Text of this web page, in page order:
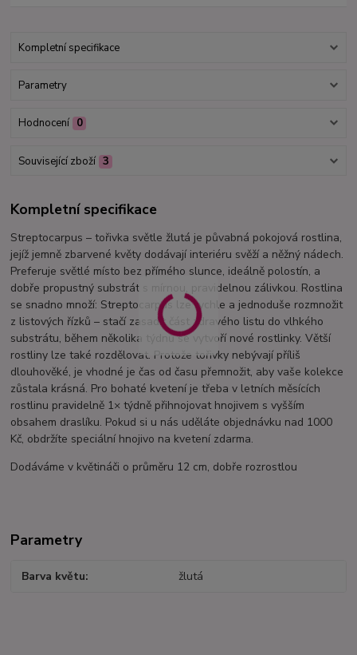
Kompletní specifikace
Parametry
Hodnocení 0
Související zboží 3
Kompletní specifikace
Streptocarpus – tořivka světle žlutá je půvabná pokojová rostlina,
jejíž jemně zbarvené květy dodávají interiéru svěží a něžný nádech.
Preferuje světlé místo bez přímého slunce, ideálně polostín, a
dobře propustný substrát s mírnou, pravidelnou zálivkou. Rostlina
se snadno množí: Streptocarpus lze rychle a jednoduše rozmnožit
z listových řízků – stačí zasadit část zdravého listu do vlhkého
substrátu, během několika týdnů se vytvoří nové rostlinky. Větší
rostliny lze také rozdělovat. Protože tořivky nebývají příliš
dlouhověké, je vhodné je čas od času přemnožit, aby vaše kolekce
zůstala krásná. Pro bohaté kvetení je třeba v letních měsících
rostlinu pravidelně 1× týdně přihnojovat hnojivem s vyšším
obsahem draslíku. Pokud si u nás uděláte objednávku nad 1000
Kč, obdržíte speciální hnojivo na kvetení zdarma.
Dodáváme v květináči o průměru 12 cm, dobře rozrostlou
Parametry
Barva květu žlutá